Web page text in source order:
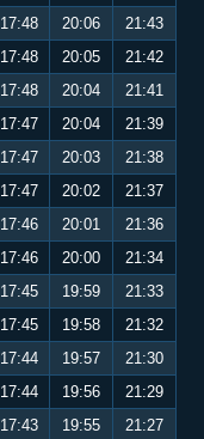
17:48 20:06
21:43
17:48 20:05
21:42
17:48 20:04
21:41
17:47 20:04
21:39
17:47 20:03
21:38
17:47 20:02
21:37
17:46 20:01
21:36
17:46 20:00
21:34
17:45 19:59
21:33
17:45 19:58
21:32
17:44 19:57
21:30
17:44 19:56
21:29
17:43 19:55
21:27